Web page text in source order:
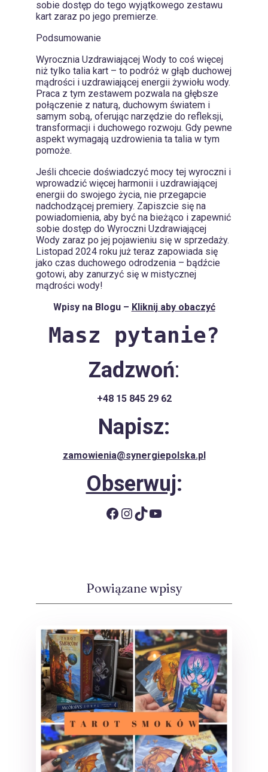
sobie dostęp do tego wyjątkowego zestawu
kart zaraz po jego premierze.
Podsumowanie
Wyrocznia Uzdrawiającej Wody to coś więcej
niż tylko talia kart – to podróż w głąb duchowej
mądrości i uzdrawiającej energii żywiołu wody.
Praca z tym zestawem pozwala na głębsze
połączenie z naturą, duchowym światem i
samym sobą, oferując narzędzie do refleksji,
transformacji i duchowego rozwoju. Gdy pewne
aspekt wymagają uzdrowienia ta talia w tym
pomoże.
Jeśli chcecie doświadczyć mocy tej wyroczni i
wprowadzić więcej harmonii i uzdrawiającej
energii do swojego życia, nie przegapcie
nadchodzącej premiery. Zapiszcie się na
powiadomienia, aby być na bieżąco i zapewnić
sobie dostęp do Wyroczni Uzdrawiającej
Wody zaraz po jej pojawieniu się w sprzedaży.
Listopad 2024 roku już teraz zapowiada się
jako czas duchowego odrodzenia – bądźcie
gotowi, aby zanurzyć się w mistycznej
mądrości wody!
Wpisy na Blogu – Kliknij aby obaczyć
Masz pytanie?
Zadzwoń:
+48 15 845 29 62
Napisz:
zamowienia@synergiepolska.pl
Obserwuj:
Facebook
Instagram
TikTok
YouTube
Powiązane wpisy